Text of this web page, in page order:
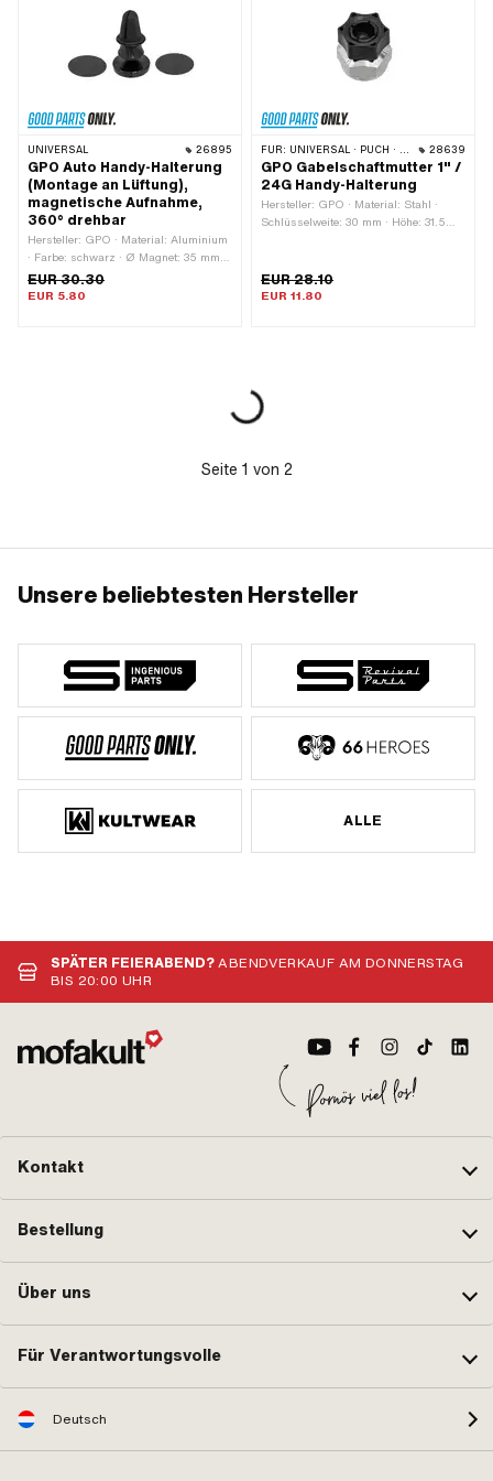
UNIVERSAL 26895
GPO Auto Handy-Halterung
(Montage an Lüftung),
magnetische Aufnahme,
360° drehbar
Hersteller: GPO · Material: Aluminium
· Farbe: schwarz · Ø Magnet: 35 mm ·
Höhe: 65 mm
EUR 30.30
EUR 5.80
FÜR: UNIVERSAL · PUCH · SACHS · PONY / CILO (BETA 521 & 512) · PIAGGIO · ZÜNDAPP BELMONDO · SOLEX · TOMOS 28639
GPO Gabelschaftmutter 1" /
24G Handy-Halterung
Hersteller: GPO · Material: Stahl ·
Schlüsselweite: 30 mm · Höhe: 31.5
Gewindelänge: 11 mm
EUR 28.10
EUR 11.80
Seite 1 von 2
Unsere beliebtesten Hersteller
ALLE
SPÄTER FEIERABEND?ABENDVERKAUF AM DONNERSTAG
BIS 20:00 UHR
Kontakt
Bestellung
Über uns
Für Verantwortungsvolle
Deutsch